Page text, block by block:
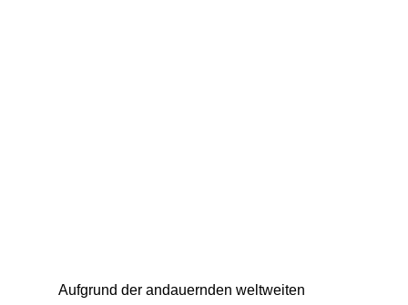
Aufgrund der andauernden weltweiten